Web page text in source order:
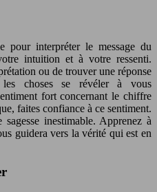
pour interpréter le message du
intuition et à votre ressenti.
ou de trouver une réponse
choses se révéler à vous
fort concernant le chiffre
faites confiance à ce sentiment.
inestimable. Apprenez à
guidera vers la vérité qui est en